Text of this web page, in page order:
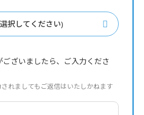
択してください)
ございましたら、ご入力くださ
れましてもご返信はいたしかねます